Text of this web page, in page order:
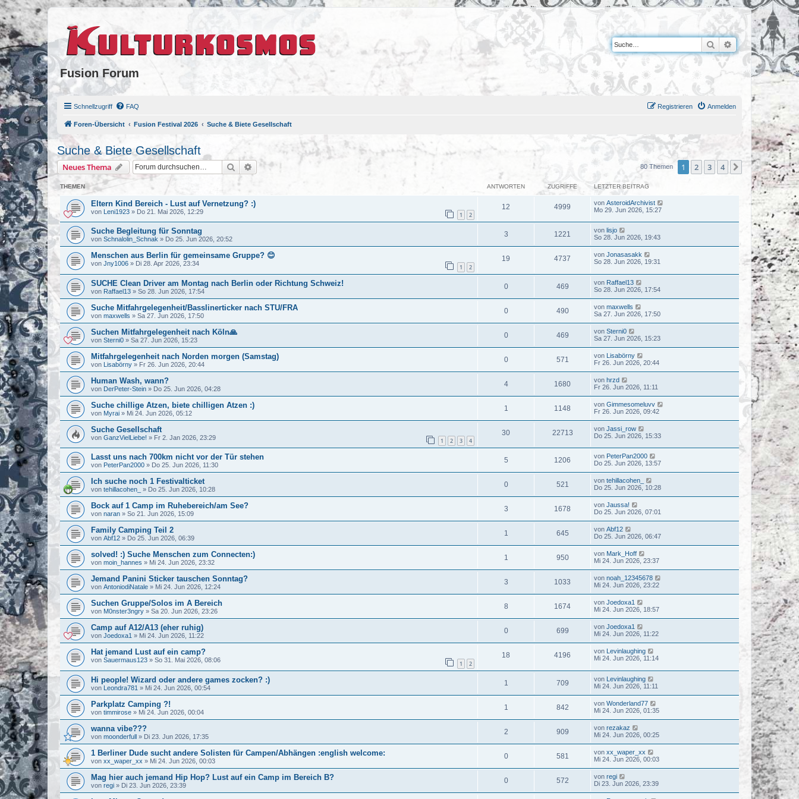
Fusion Forum
Suche Erweiterte Suche
Schnellzugriff FAQ Anmelden
Registrieren
Foren-Übersicht Fusion Festival 2026 Suche & Biete Gesellschaft
Suche & Biete Gesellschaft
Neues Thema Suche Erweiterte Suche 80 Themen 1 2 3 4 Nächste
THEMEN ANTWORTEN ZUGRIFFE LETZTER BEITRAG
Eltern Kind Bereich - Lust auf Vernetzung? :)
von Leni1923 » Do 21. Mai 2026, 12:29 1 2
12 4999 von AsteroidArchivist
Mo 29. Jun 2026, 15:27
Suche Begleitung für Sonntag
von Schnalolin_Schnak » Do 25. Jun 2026, 20:52
3 1221 von lisjo
So 28. Jun 2026, 19:43
Menschen aus Berlin für gemeinsame Gruppe? 😊
von Jny1006 » Di 28. Apr 2026, 23:34 1 2
19 4737 von Jonasasakk
So 28. Jun 2026, 19:31
SUCHE Clean Driver am Montag nach Berlin oder Richtung Schweiz!
von Raffael13 » So 28. Jun 2026, 17:54
0 469 von Raffael13
So 28. Jun 2026, 17:54
Suche Mitfahrgelegenheit/Basslinerticker nach STU/FRA
von maxwells » Sa 27. Jun 2026, 17:50
0 490 von maxwells
Sa 27. Jun 2026, 17:50
Suchen Mitfahrgelegenheit nach Köln🙏
von Sterni0 » Sa 27. Jun 2026, 15:23
0 469 von Sterni0
Sa 27. Jun 2026, 15:23
Mitfahrgelegenheit nach Norden morgen (Samstag)
von Lisabörny » Fr 26. Jun 2026, 20:44
0 571 von Lisabörny
Fr 26. Jun 2026, 20:44
Human Wash, wann?
von DerPeter-Stein » Do 25. Jun 2026, 04:28
4 1680 von hrzd
Fr 26. Jun 2026, 11:11
Suche chillige Atzen, biete chilligen Atzen :)
von Myrai » Mi 24. Jun 2026, 05:12
1 1148 von Gimmesomeluvv
Fr 26. Jun 2026, 09:42
Suche Gesellschaft
von GanzVielLiebe! » Fr 2. Jan 2026, 23:29 1 2 3 4
30 22713 von Jassi_row
Do 25. Jun 2026, 15:33
Lasst uns nach 700km nicht vor der Tür stehen
von PeterPan2000 » Do 25. Jun 2026, 11:30
5 1206 von PeterPan2000
Do 25. Jun 2026, 13:57
Ich suche noch 1 Festivalticket
von tehillacohen_ » Do 25. Jun 2026, 10:28
0 521 von tehillacohen_
Do 25. Jun 2026, 10:28
Bock auf 1 Camp im Ruhebereich/am See?
von naran » So 21. Jun 2026, 15:09
3 1678 von Jaussa!
Do 25. Jun 2026, 07:01
Family Camping Teil 2
von Abf12 » Do 25. Jun 2026, 06:39
1 645 von Abf12
Do 25. Jun 2026, 06:47
solved! :) Suche Menschen zum Connecten:)
von moin_hannes » Mi 24. Jun 2026, 23:32
1 950 von Mark_Hoff
Mi 24. Jun 2026, 23:37
Jemand Panini Sticker tauschen Sonntag?
von AntoniodiNatale » Mi 24. Jun 2026, 12:24
3 1033 von noah_12345678
Mi 24. Jun 2026, 23:22
Suchen Gruppe/Solos im A Bereich
von M0nster3ngry » Sa 20. Jun 2026, 23:26
8 1674 von Joedoxa1
Mi 24. Jun 2026, 18:57
Camp auf A12/A13 (eher ruhig)
von Joedoxa1 » Mi 24. Jun 2026, 11:22
0 699 von Joedoxa1
Mi 24. Jun 2026, 11:22
Hat jemand Lust auf ein camp?
von Sauermaus123 » So 31. Mai 2026, 08:06 1 2
18 4196 von Levinlaughing
Mi 24. Jun 2026, 11:14
Hi people! Wizard oder andere games zocken? :)
von Leondra781 » Mi 24. Jun 2026, 00:54
1 709 von Levinlaughing
Mi 24. Jun 2026, 11:11
Parkplatz Camping ?!
von timmirose » Mi 24. Jun 2026, 00:04
1 842 von Wonderland77
Mi 24. Jun 2026, 01:35
wanna vibe???
von moonderfull » Di 23. Jun 2026, 17:35
2 909 von rezakaz
Mi 24. Jun 2026, 00:25
1 Berliner Dude sucht andere Solisten für Campen/Abhängen :english welcome:
von xx_waper_xx » Mi 24. Jun 2026, 00:03
0 581 von xx_waper_xx
Mi 24. Jun 2026, 00:03
Mag hier auch jemand Hip Hop? Lust auf ein Camp im Bereich B?
von regi » Di 23. Jun 2026, 23:39
0 572 von regi
Di 23. Jun 2026, 23:39